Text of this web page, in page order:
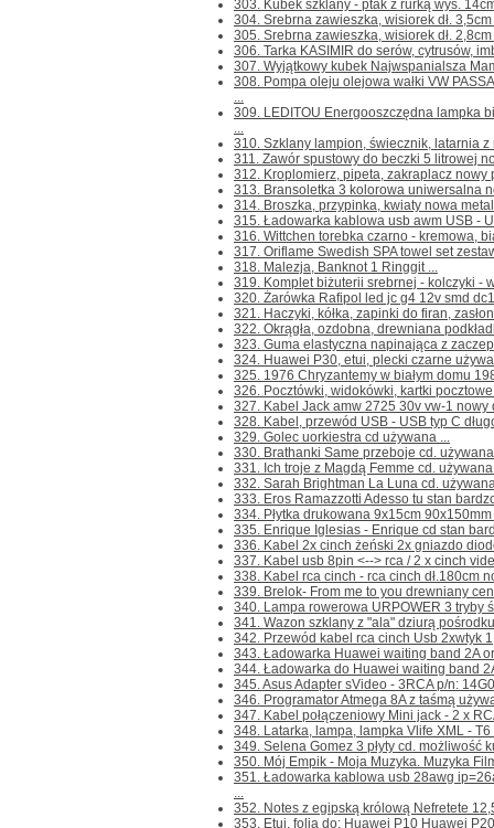
303. Kubek szklany - ptak z rurką wys.
304. Srebrna zawieszka, wisiorek dł.
305. Srebrna zawieszka, wisiorek dł.
306. Tarka KASIMIR do serów, cytrusów,
307. Wyjątkowy kubek Najwspanialsza
308. Pompa oleju olejowa wałki VW
...
309. LEDITOU Energooszczędna lampka
...
310. Szklany lampion, świecznik, latarnia z
311. Zawór spustowy do beczki 5 litrowej
312. Kroplomierz, pipeta, zakraplacz nowy
313. Bransoletka 3 kolorowa uniwersalna
314. Broszka, przypinka, kwiaty nowa
315. Ładowarka kablowa usb awm USB -
316. Wittchen torebka czarno - kremowa,
317. Oriflame Swedish SPA towel set
318. Malezja, Banknot 1 Ringgit ...
319. Komplet biżuterii srebrnej - kolczyki -
320. Żarówka Rafipol led jc g4 12v smd
321. Haczyki, kółka, zapinki do firan,
322. Okrągła, ozdobna, drewniana
323. Guma elastyczna napinająca z
324. Huawei P30, etui, plecki czarne
325. 1976 Chryzantemy w białym domu
326. Pocztówki, widokówki, kartki
327. Kabel Jack amw 2725 30v vw-1 nowy
328. Kabel, przewód USB - USB typ C
329. Golec uorkiestra cd używana ...
330. Brathanki Same przeboje cd.
331. Ich troje z Magdą Femme cd. używana
332. Sarah Brightman La Luna cd.
333. Eros Ramazzotti Adesso tu stan
334. Płytka drukowana 9x15cm
335. Enrique Iglesias - Enrique cd stan
336. Kabel 2x cinch żeński 2x gniazdo
337. Kabel usb 8pin <--> rca / 2 x cinch
338. Kabel rca cinch - rca cinch dł.180cm
339. Brelok- From me to you drewniany
340. Lampa rowerowa URPOWER 3 tryby
341. Wazon szklany z "ala" dziurą
342. Przewód kabel rca cinch Usb 2xwtyk
343. Ładowarka Huawei waiting band 2A
344. Ładowarka do Huawei waiting band
345. Asus Adapter sVideo - 3RCA p/n:
346. Programator Atmega 8A z taśmą
347. Kabel połączeniowy Mini jack - 2 x
348. Latarka, lampa, lampka Vlife XML -
349. Selena Gomez 3 płyty cd. możliwość
350. Mój Empik - Moja Muzyka. Muzyka
351. Ładowarka kablowa usb 28awg
...
352. Notes z egipską królową Nefretete
353. Etui, folia do: Huawei P10 Huawei